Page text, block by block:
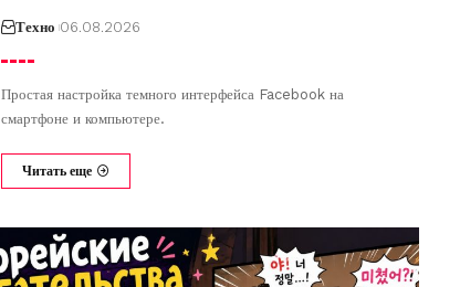
Техно 06.08.2026
Простая настройка темного интерфейса Facebook на
смартфоне и компьютере.
Читать еще